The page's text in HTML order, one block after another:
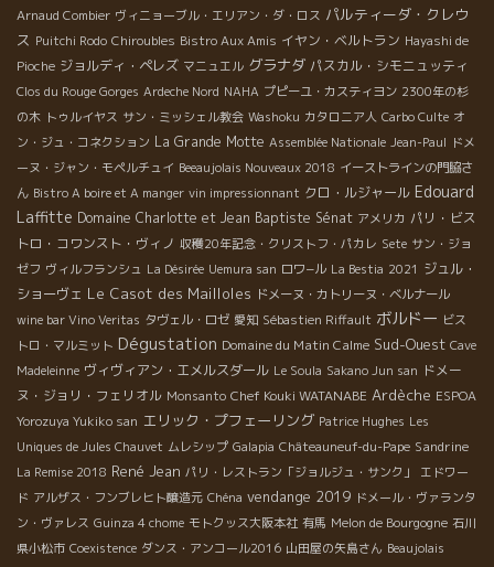
Arnaud Combier ヴィニョーブル・エリアン・ダ・ロス パルティーダ・クレウ
ス Puitchi Rodo Chiroubles Bistro Aux Amis イヤン・ベルトラン Hayashi de
Pioche ジョルディ・ペレズ マニュエル グラナダ パスカル・シモニュッティ
Clos du Rouge Gorges Ardeche Nord NAHA プピーユ・カスティヨン 2300年の杉
の木 トゥルイヤス サン・ミッシェル教会 Washoku カタロニア人 Carbo Culte オ
ン・ジュ・コネクション La Grande Motte Assemblée Nationale Jean-Paul ドメ
ーヌ・ジャン・モペルチュイ Beeaujolais Nouveaux 2018 イーストラインの門脇さ
ん Bistro A boire et A manger vin impressionnant クロ・ルジャール Edouard
Laffitte Domaine Charlotte et Jean Baptiste Sénat アメリカ パリ・ビス
トロ・コワンスト・ヴィノ 収穫20年記念・クリストフ・パカレ Sete サン・ジョ
ゼフ ヴィルフランシュ La Désirée Uemura san ロワ−ル La Bestia 2021 ジュル・
ショーヴェ Le Casot des Mailloles ドメーヌ・カトリーヌ・ベルナール
wine bar Vino Veritas タヴェル・ロゼ 愛知 Sébastien Riffault ボルドー ビス
トロ・マルミット Dégustation Domaine du Matin Calme Sud-Ouest Cave
Madeleinne ヴィヴィアン・エメルスダール Le Soula Sakano Jun san ドメー
ヌ・ジョリ・フェリオル Monsanto Chef Kouki WATANABE Ardèche ESPOA
Yorozuya Yukiko san エリック・プフェーリング Patrice Hughes Les
Uniques de Jules Chauvet ムレシップ Galapia Châteauneuf-du-Pape Sandrine
La Remise 2018 René Jean パリ・レストラン「ジョルジュ・サンク」
エドワー
ド アルザス・フンブレヒト醸造元 Chéna vendange 2019 ドメール・ヴァランタ
ン・ヴァレス Guinza 4 chome モトクッス大阪本社 有馬 Melon de Bourgogne 石川
県小松市 Coexistence ダンス・アンコール2016 山田屋の矢島さん Beaujolais